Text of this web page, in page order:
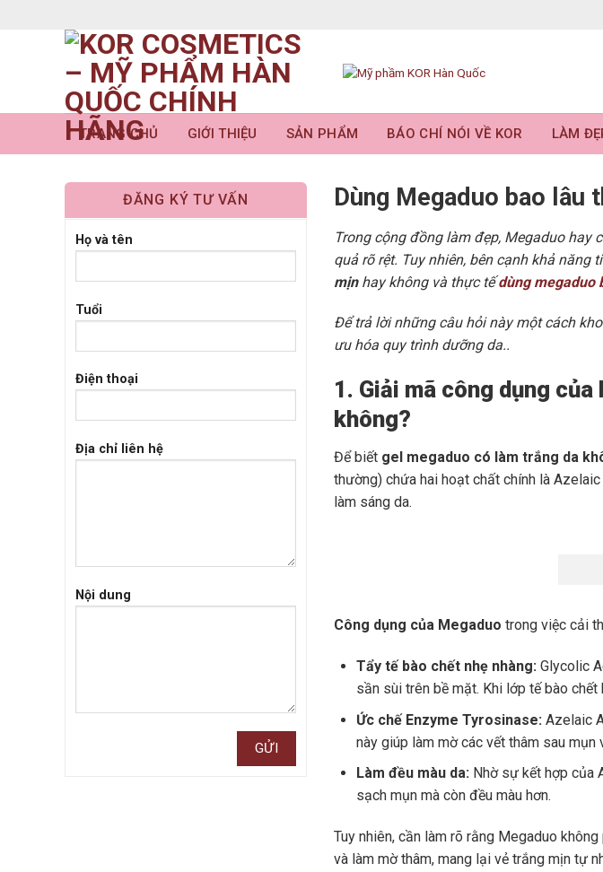
TRANG CHỦ GIỚI THIỆU SẢN PHẨM BÁO CHÍ NÓI VỀ KOR LÀM
Dùng Megaduo bao lâu
Trong cộng đồng làm đẹp, Megaduo hay
quả rõ rệt. Tuy nhiên, bên cạnh khả
mịnhay không và thực tếdùng megaduo
Để trả lời những câu hỏi này một cách
ưu hóa quy trình dưỡng da..
1. Giải mã công dụng
không?
Để biết gel megaduo có làm trắng da
thường) chứa hai hoạt chất chính là
làm sáng da.
Công dụng của Megaduo trong việc cải
Tẩy tế bào chết nhẹ nhàng: Glycolic
sần sùi trên bề mặt. Khi lớp tế bào
Ức chế Enzyme Tyrosinase: Azelaic
này giúp làm mờ các vết thâm sau mụn
Làm đều màu da: Nhờ sự kết hợp của
sạch mụn mà còn đều màu hơn.
Tuy nhiên, cần làm rõ rằng Megaduo
và làm mờ thâm, mang lại vẻ trắng mịn tự
ĐĂNG KÝ TƯ VẤN
Họ và tên
Tuổi
Điện thoại
Địa chỉ liên hệ
Nội dung